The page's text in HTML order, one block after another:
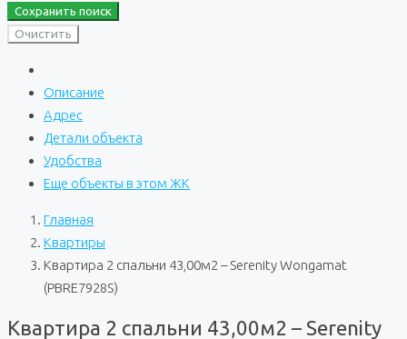
Сохранить поиск
Очистить
Описание
Адрес
Детали объекта
Удобства
Еще объекты в этом ЖК
Главная
Квартиры
Квартира 2 спальни 43,00м2 – Serenity Wongamat
(PBRE7928S)
Квартира 2 спальни 43,00м2 – Serenity